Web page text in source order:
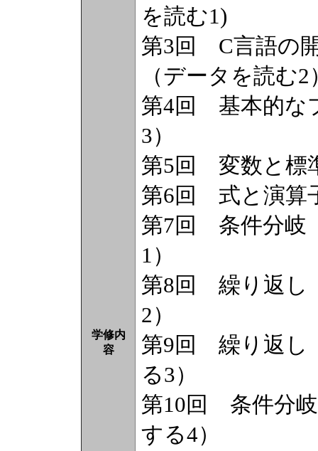
学修内
容
を読む1)
第3回 C言語の
（データを読む2
第4回 基本的な
3）
第5回 変数と標
第6回 式と演算
第7回 条件分岐
1）
第8回 繰り返し
2）
第9回 繰り返し
る3）
第10回 条件分
する4）